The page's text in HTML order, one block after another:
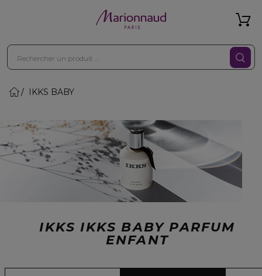
IKKS BABY
IKKS IKKS BABY PARFUM
ENFANT